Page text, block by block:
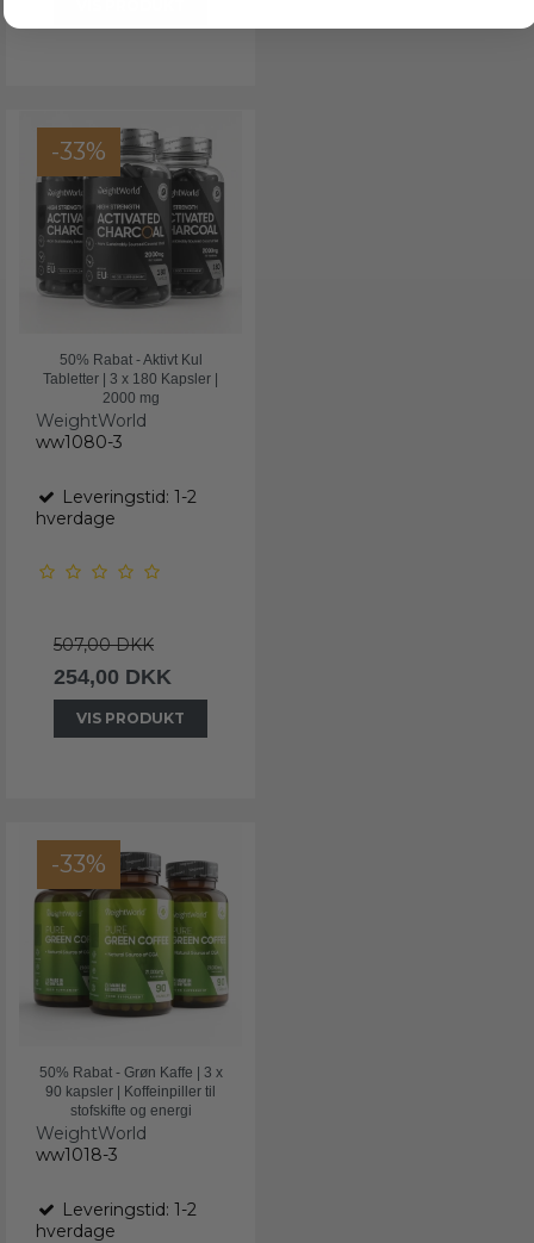
-33%
50% Rabat - Aktivt Kul
Tabletter | 3 x 180 Kapsler |
2000 mg
WeightWorld
ww1080-3
Leveringstid: 1-2
hverdage
507,00 DKK
254,00 DKK
VIS PRODUKT
-33%
50% Rabat - Grøn Kaffe | 3 x
90 kapsler | Koffeinpiller til
stofskifte og energi
WeightWorld
ww1018-3
Leveringstid: 1-2
hverdage